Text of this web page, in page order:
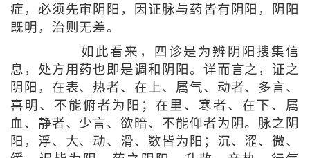
症，必须先审阴阳，因证脉与药皆有阴阳，阴阳
既明，治则无差。
如此看来，四诊是为辨阴阳搜集信
息，处方用药也即是调和阴阳。详而言之，证之
阴阳，在表、热者、在上、属气、动者、多言、
喜明、不能俯者为阳；在里、寒者、在下、属
血、静者、少言、欲暗、不能仰者为阴。脉之阴
阳，浮、大、动、滑、数皆为阳；沉、涩、微、